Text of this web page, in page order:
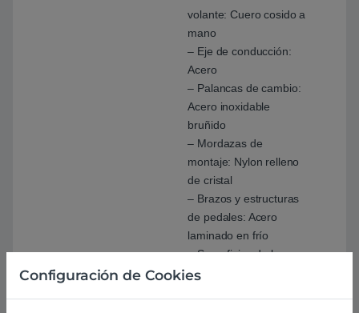
volante: Cuero cosido a
mano
– Eje de conducción:
Acero
– Palancas de cambio:
Acero inoxidable
bruñido
– Mordazas de
montaje: Nylon relleno
de cristal
– Brazos y estructuras
de pedales: Acero
laminado en frío
– Superficies de los
pedales: Acero
Configuración de Cookies